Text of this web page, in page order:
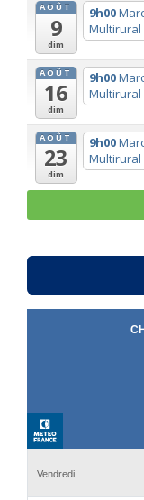
AOÛT
9
dim
9h00
Multirural
AOÛT
16
dim
9h00
Multirural
AOÛT
23
dim
9h00
Multirural